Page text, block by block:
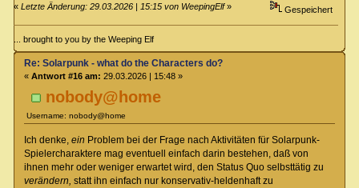
«Letzte Änderung: 29.03.2026 | 15:15 von WeepingElf» Gespeichert
... brought to you by the Weeping Elf
nobody@home
Username: nobody@home
Re: Solarpunk - what do the Characters do?
« Antwort #16 am: 29.03.2026 | 15:48 »
Ich denke, ein Problem bei der Frage nach Aktivitäten für Solarpunk-
Spielercharaktere mag eventuell einfach darin bestehen, daß von
ihnen mehr oder weniger erwartet wird, den Status Quo selbsttätig zu
verändern, statt ihn einfach nur konservativ-heldenhaft zu